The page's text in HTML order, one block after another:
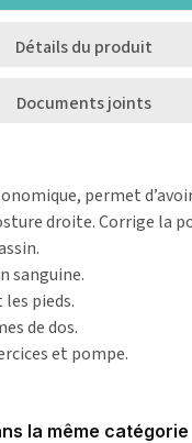
Détails du produit
Documents joints
permet
droite. Corrige la
sanguine.
pieds.
de dos.
et pompe.
la même catégorie